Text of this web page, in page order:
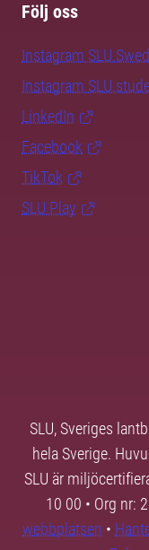
Följ oss
Instagram
Instagram
LinkedIn
Facebook
TikTok
SLU Play
SLU, Sveriges
hela Sverige.
SLU är
10 00 • Org nr:
webbplatsen •